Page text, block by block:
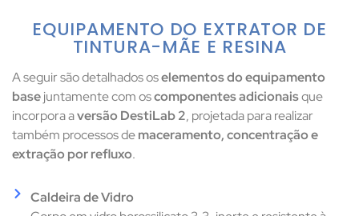
EQUIPAMENTO DO EXTRATOR DE
TINTURA-MÃE E RESINA​
A seguir são detalhados oselementos do equipamento
basejuntamente com oscomponentes adicionaisque
incorpora aversão DestiLab 2, projetada para realizar
também processos demaceramento, concentração e
extração por refluxo.
Caldeira de Vidro